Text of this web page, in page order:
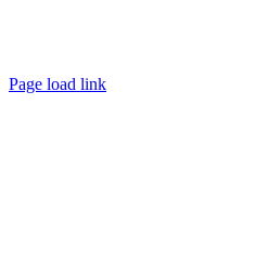
Page load link